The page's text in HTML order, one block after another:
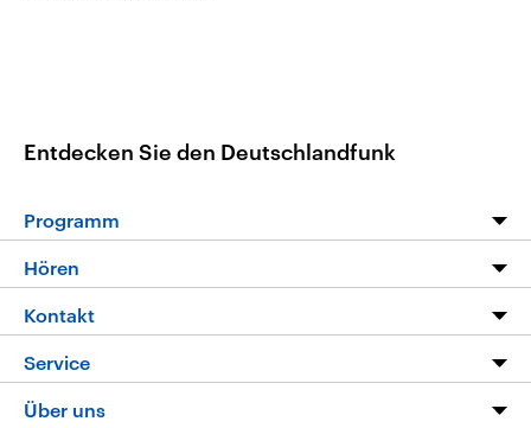
Entdecken Sie den Deutschlandfunk
Programm
Programm
Die Nachrichten
Nachrichtenleicht
Neue Beiträge auf dlf.de
Hören
Livestream
Podcasts
Deutschlandfunk App
Kontakt
Hörerservice
Service
FAQ
Über uns